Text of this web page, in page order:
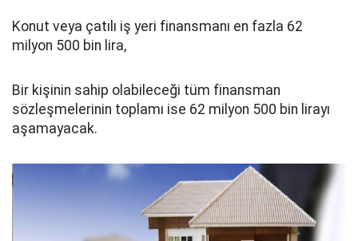
Konut veya çatılı iş yeri finansmanı en fazla 62
milyon 500 bin lira,
Bir kişinin sahip olabileceği tüm finansman
sözleşmelerinin toplamı ise 62 milyon 500 bin lirayı
aşamayacak.